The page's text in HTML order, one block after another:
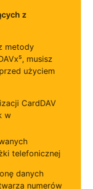
z
metody
musisz
użyciem
CardDAV
w
telefonicznej
danych
numerów